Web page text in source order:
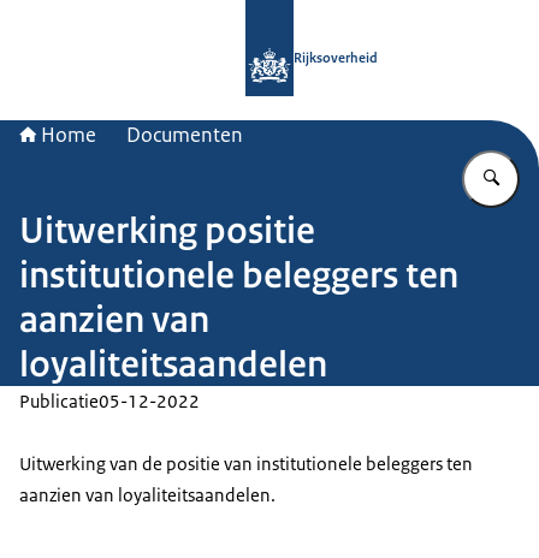
Rijksoverheid
Home Documenten
Uitwerking positie
institutionele beleggers ten
aanzien van
loyaliteitsaandelen
Publicatie05-12-2022
Uitwerking van de positie van institutionele beleggers ten
aanzien van loyaliteitsaandelen.